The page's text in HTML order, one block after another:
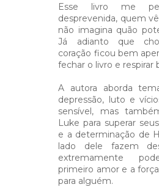
Esse livro me
desprevenida, quem
não imagina quão
Já adianto que
coração ficou bem
fechar o livro e respirar
A autora aborda
depressão, luto e
sensível, mas
Luke para superar
e a determinação de
lado dele fazem
extremamente
primeiro amor e a
para alguém. ⁣